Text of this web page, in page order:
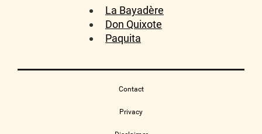
La Bayadère
Don Quixote
Paquita
Contact
Privacy